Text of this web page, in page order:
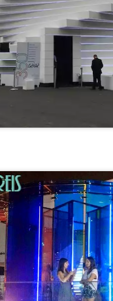
o arquivo em
a resolução
quiser,
Canal Youtube:http://
http://
https://
Postado há 1st November 2023
Marcadores: Faça Fácil
0 Adicionar um